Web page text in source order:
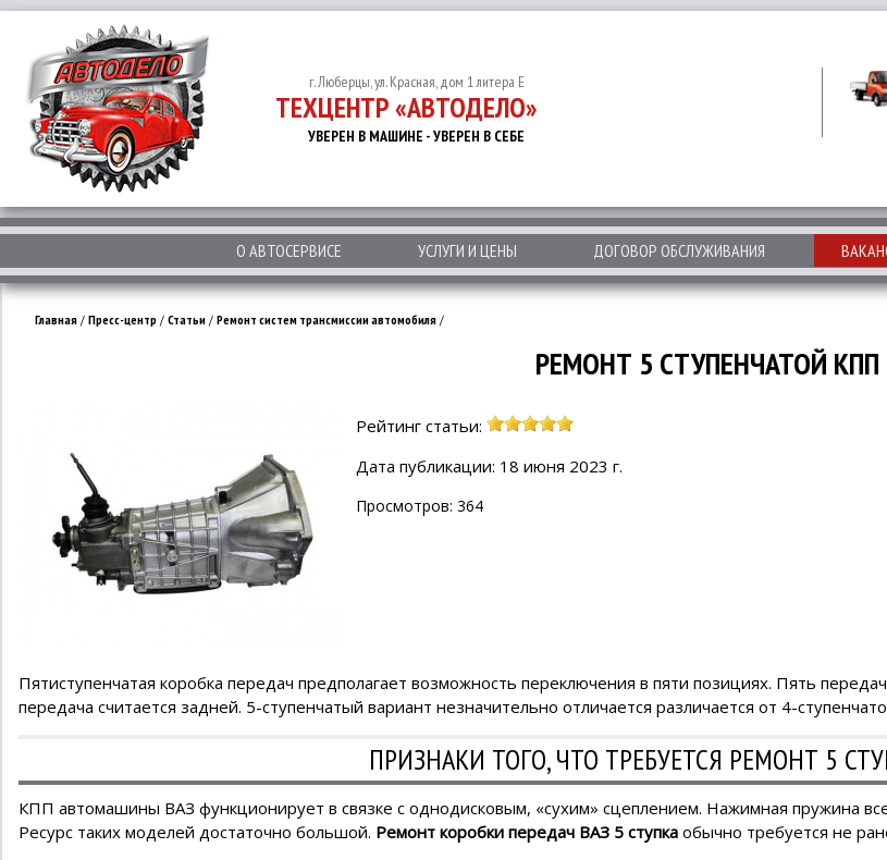
г. Люберцы, ул. Красная, дом 1 литера Е
ТЕХЦЕНТР «АВТОДЕЛО»
УВЕРЕН В МАШИНЕ - УВЕРЕН В СЕБЕ
О АВТОСЕРВИСЕ УСЛУГИ И ЦЕНЫ ДОГОВОР ОБСЛУЖИВАНИЯ
Главная / Пресс-центр / Статьи / Ремонт систем трансмиссии автомобиля /
РЕМОНТ 5 СТУПЕНЧАТОЙ КПП
Рейтинг статьи:
Дата публикации: 18 июня 2023 г.
Просмотров: 364
Пятиступенчатая коробка передач предполагает возможность переключения в пяти позициях. Пять
передача считается задней. 5-ступенчатый вариант незначительно отличается различается от 4-
ПРИЗНАКИ ТОГО, ЧТО ТРЕБУЕТСЯ РЕМОНТ 5
КПП автомашины ВАЗ функционирует в связке с однодисковым, «сухим» сцеплением. Нажимная пружина
Ресурс таких моделей достаточно большой. Ремонт коробки передач ВАЗ 5 ступка обычно требуется не